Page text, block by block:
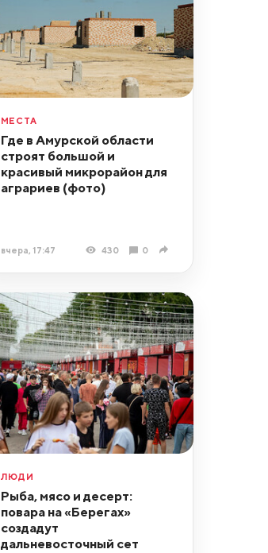
МЕСТА
Где в Амурской области
строят большой и
красивый микрорайон для
аграриев (фото)
вчера, 17:47 430 0
ЛЮДИ
Рыба, мясо и десерт:
повара на «Берегах»
создадут
дальневосточный сет